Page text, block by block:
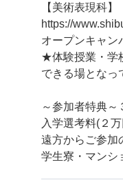
【美術表現科】
https://
オープンキャン
★体験授業・学
できる場となっ
～参加者特典～
入学選考料(２
遠方からご参加
学生寮・マンシ